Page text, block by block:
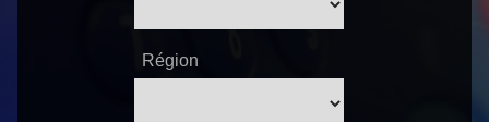
Région